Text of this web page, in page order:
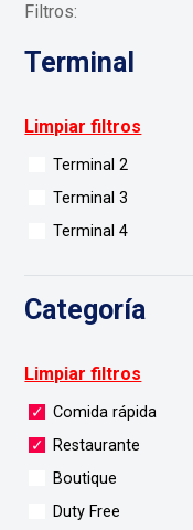
Filtros:
Terminal
Limpiar filtros
Terminal 2
Terminal 3
Terminal 4
Categoría
Limpiar filtros
Comida rápida
Restaurante
Boutique
Duty Free